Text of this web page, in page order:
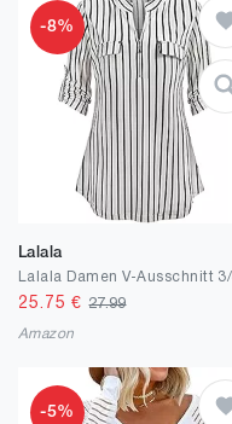
-8%
Lalala
25.75 €27.99
Amazon
-5%